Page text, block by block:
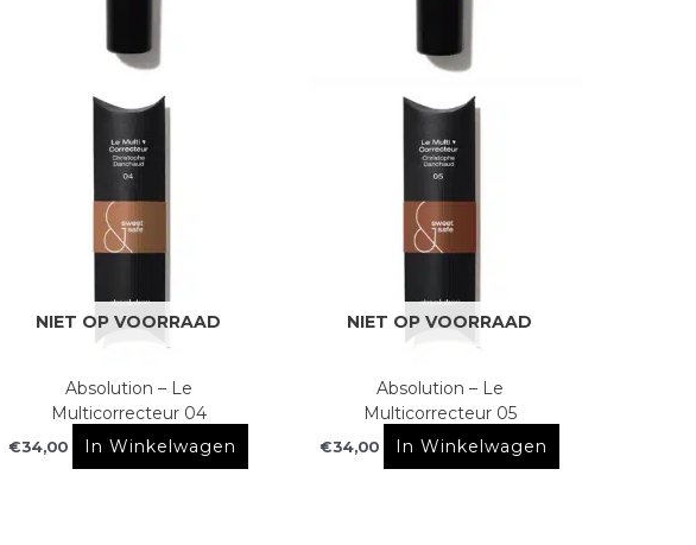
NIET OP VOORRAAD
Absolution – Le
Multicorrecteur 04
€34,00 In Winkelwagen
NIET OP VOORRAAD
Absolution – Le
Multicorrecteur 05
€34,00 In Winkelwagen